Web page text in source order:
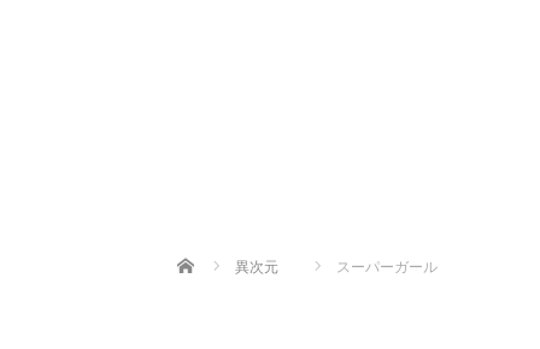
Home 異次元 スーパーガール